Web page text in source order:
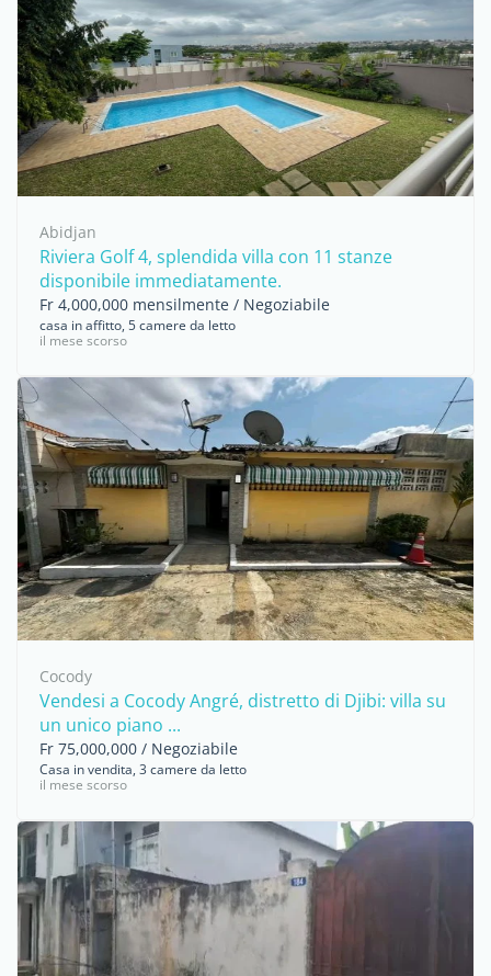
Abidjan
Riviera Golf 4, splendida villa con 11 stanze
disponibile immediatamente.
Fr 4,000,000 mensilmente / Negoziabile
casa in affitto, 5 camere da letto
il mese scorso
Cocody
Vendesi a Cocody Angré, distretto di Djibi: villa su
un unico piano ...
Fr 75,000,000 / Negoziabile
Casa in vendita, 3 camere da letto
il mese scorso